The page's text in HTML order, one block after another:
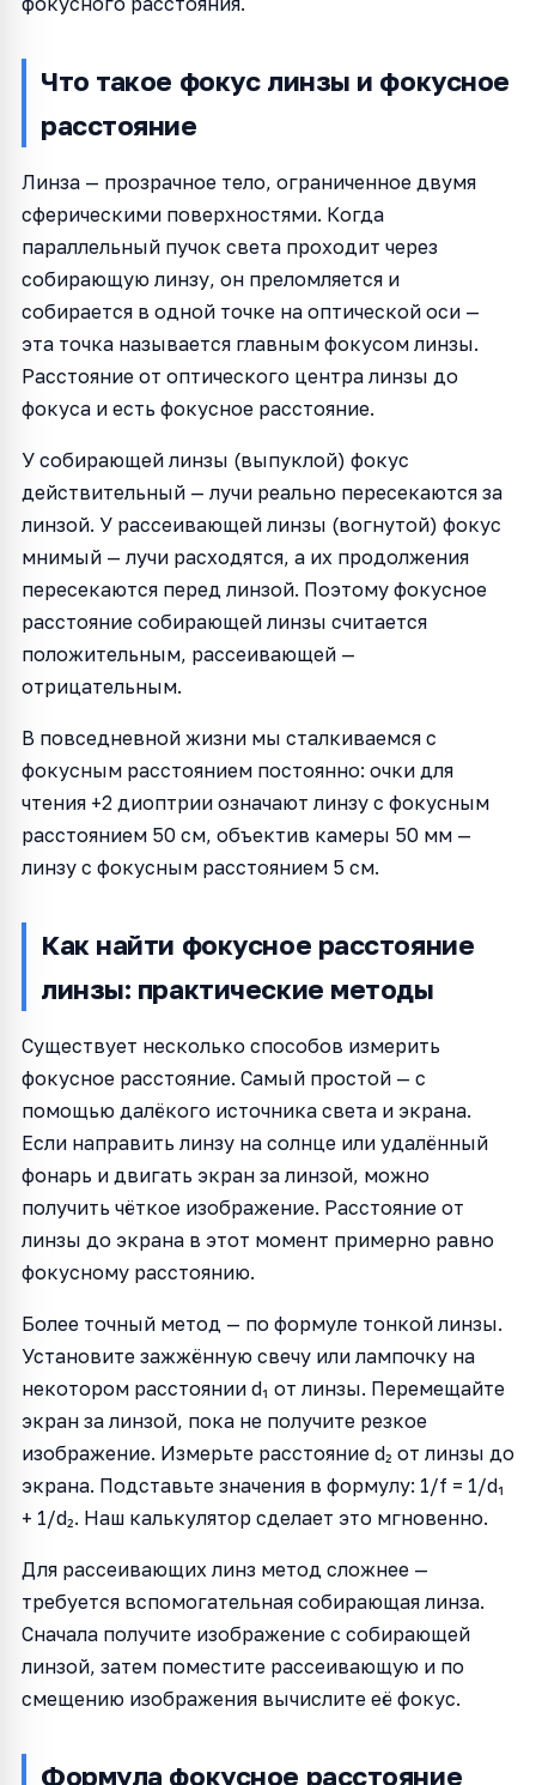
Что такое фокус линзы и фокусное
расстояние
Линза — прозрачное тело, ограниченное двумя
сферическими поверхностями. Когда
параллельный пучок света проходит через
собирающую линзу, он преломляется и
собирается в одной точке на оптической оси —
эта точка называется главным фокусом линзы.
Расстояние от оптического центра линзы до
фокуса и есть фокусное расстояние.
У собирающей линзы (выпуклой) фокус
действительный — лучи реально пересекаются за
линзой. У рассеивающей линзы (вогнутой) фокус
мнимый — лучи расходятся, а их продолжения
пересекаются перед линзой. Поэтому фокусное
расстояние собирающей линзы считается
положительным, рассеивающей —
отрицательным.
В повседневной жизни мы сталкиваемся с
фокусным расстоянием постоянно: очки для
чтения +2 диоптрии означают линзу с фокусным
расстоянием 50 см, объектив камеры 50 мм —
линзу с фокусным расстоянием 5 см.
Как найти фокусное расстояние
линзы: практические методы
Существует несколько способов измерить
фокусное расстояние. Самый простой — с
помощью далёкого источника света и экрана.
Если направить линзу на солнце или удалённый
фонарь и двигать экран за линзой, можно
получить чёткое изображение. Расстояние от
линзы до экрана в этот момент примерно равно
фокусному расстоянию.
Более точный метод — по формуле тонкой линзы.
Установите зажжённую свечу или лампочку на
некотором расстоянии d₁ от линзы. Перемещайте
экран за линзой, пока не получите резкое
изображение. Измерьте расстояние d₂ от линзы до
экрана. Подставьте значения в формулу: 1/f = 1/d₁
+ 1/d₂. Наш калькулятор сделает это мгновенно.
Для рассеивающих линз метод сложнее —
требуется вспомогательная собирающая линза.
Сначала получите изображение с собирающей
линзой, затем поместите рассеивающую и по
смещению изображения вычислите её фокус.
Формула фокусное расстояние